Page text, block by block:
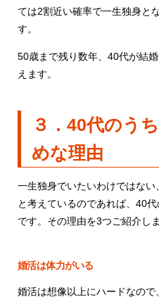
ては2割近い確率で一生独身と
す。
50歳まで残り数年、40代が結
えます。
３．40代のう
めな理由
一生独身でいたいわけではな
と考えているのであれば、40
です。その理由を3つご紹介しま
婚活は体力がいる
婚活は想像以上にハードなの